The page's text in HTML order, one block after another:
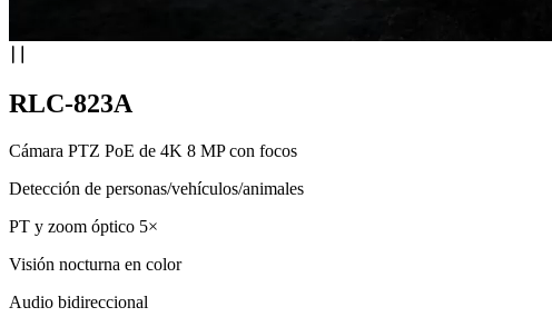
RLC-823A
Cámara PTZ PoE de 4K 8 MP con focos
Detección de personas/vehículos/animales
PT y zoom óptico 5×
Visión nocturna en color
Audio bidireccional